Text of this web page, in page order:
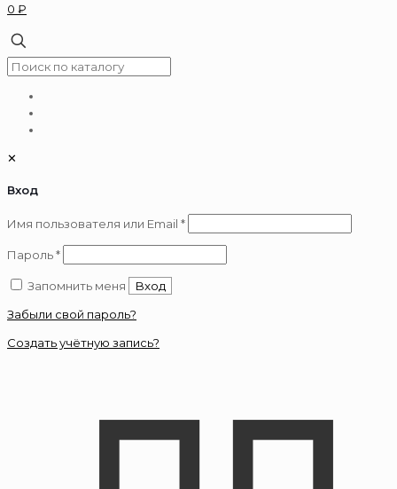
0 ₽
✕
Вход
Имя пользователя или Email *Обязательно
Пароль*Обязательно
Запомнить меня
Вход
Забыли свой пароль?
Создать учётную запись?